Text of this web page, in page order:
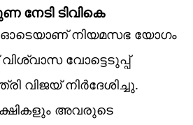
നേടി ടിവികെ
ഓടെയാണ് നിയമസഭ യോഗം
വോട്ടെടുപ്പ്
വിജയ് നിർദേശിച്ചു.
അവരുടെ